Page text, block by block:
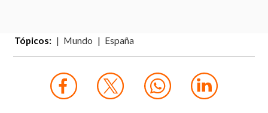
Tópicos: Mundo España